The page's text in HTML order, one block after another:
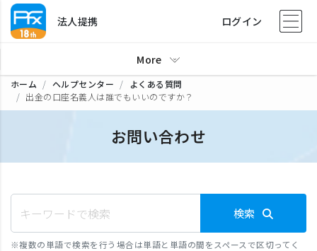
法人提携 ログイン
More
ホーム ヘルプセンター
よくある質問
出金の口座名義人は誰でもいいのですか？
お問い合わせ
検索
※複数の単語で検索を行う場合は単語と単語の間をスペースで区切ってく